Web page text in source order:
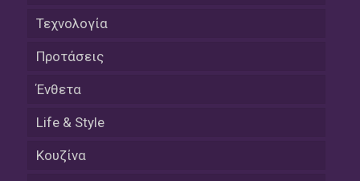
Τεχνολογία
Προτάσεις
Ένθετα
Life & Style
Κουζίνα